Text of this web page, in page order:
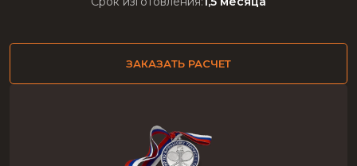
ЗАКАЗАТЬ РАСЧЕТ